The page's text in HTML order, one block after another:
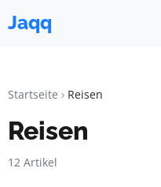
Jaqq
Startseite Reisen
Reisen
12 Artikel